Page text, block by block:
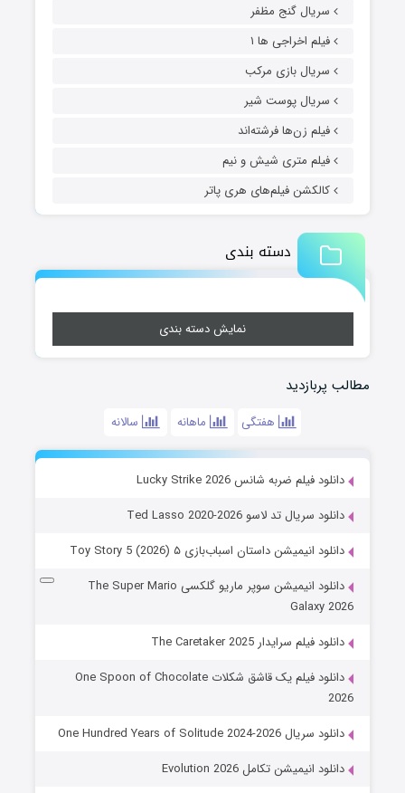
سریال گنج مظفر
فیلم اخراجی ها ۱
سریال بازی مرکب
سریال پوست شیر
فیلم زن‌ها فرشته‌اند
فیلم متری شیش و نیم
کالکشن فیلم‌های هری پاتر
دسته بندی
نمایش دسته بندی
مطالب پربازدید
هفتگی ماهانه سالانه
دانلود فیلم ضربه شانس Lucky Strike 2026
دانلود سریال تد لاسو Ted Lasso 2020-2026
دانلود انیمیشن داستان اسباب‌بازی ۵ Toy Story 5 (2026)
دانلود انیمیشن سوپر ماریو گلکسی The Super Mario
Galaxy 2026
دانلود فیلم سرایدار The Caretaker 2025
دانلود فیلم یک قاشق شکلات One Spoon of Chocolate
2026
دانلود سریال One Hundred Years of Solitude 2024-2026
دانلود انیمیشن تکامل Evolution 2026